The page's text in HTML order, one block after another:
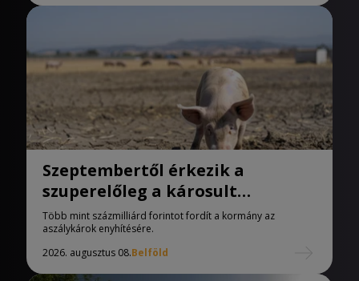
Szeptembertől érkezik a
szuperelőleg a károsult
termelőknek
Több mint százmilliárd forintot fordít a kormány az
aszálykárok enyhítésére.
2026. augusztus 08.Belföld